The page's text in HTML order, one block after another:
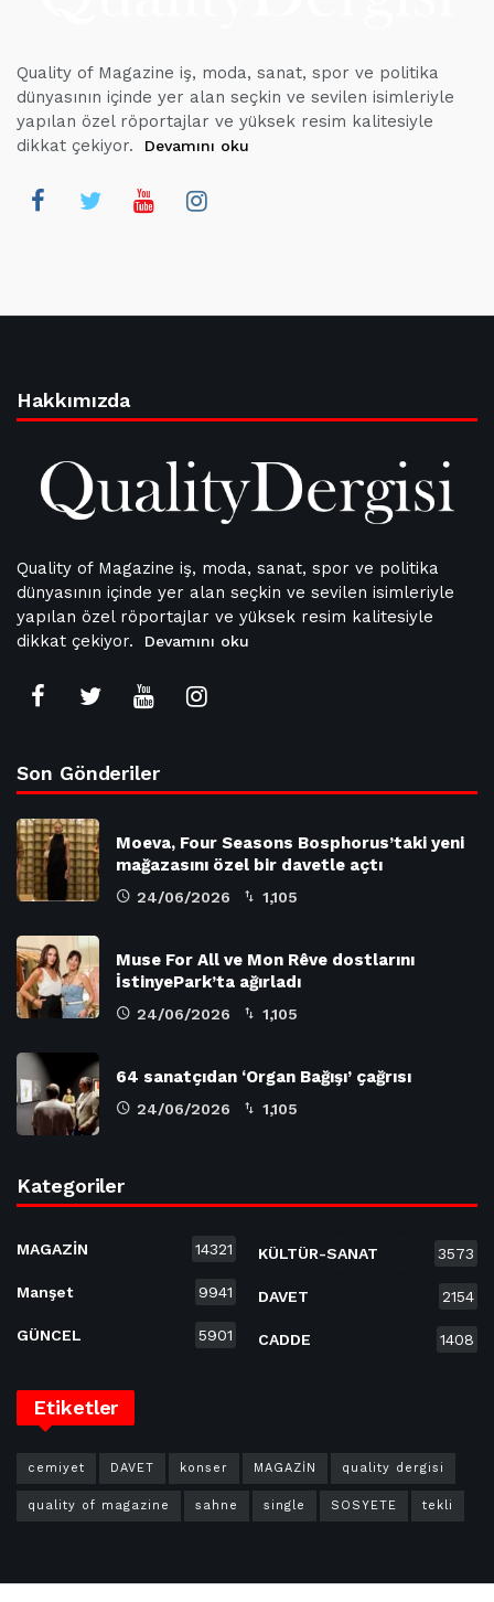
Quality of Magazine iş, moda, sanat, spor ve politika
dünyasının içinde yer alan seçkin ve sevilen isimleriyle
yapılan özel röportajlar ve yüksek resim kalitesiyle
dikkat çekiyor.
Devamını oku
Hakkımızda
Quality of Magazine iş, moda, sanat, spor ve politika
dünyasının içinde yer alan seçkin ve sevilen isimleriyle
yapılan özel röportajlar ve yüksek resim kalitesiyle
dikkat çekiyor.
Devamını oku
Son Gönderiler
Moeva, Four Seasons Bosphorus’taki yeni
mağazasını özel bir davetle açtı
24/06/2026 1,105
Muse For All ve Mon Rêve dostlarını
İstinyePark’ta ağırladı
24/06/2026 1,105
64 sanatçıdan ‘Organ Bağışı’ çağrısı
24/06/2026 1,105
Kategoriler
MAGAZİN 14321
Manşet 9941
GÜNCEL 5901
KÜLTÜR-SANAT 3573
DAVET 2154
CADDE 1408
Etiketler
cemiyet DAVET konser MAGAZİN quality dergisi
quality of magazine sahne single SOSYETE tekli